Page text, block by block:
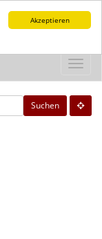
Akzeptieren
Suchen